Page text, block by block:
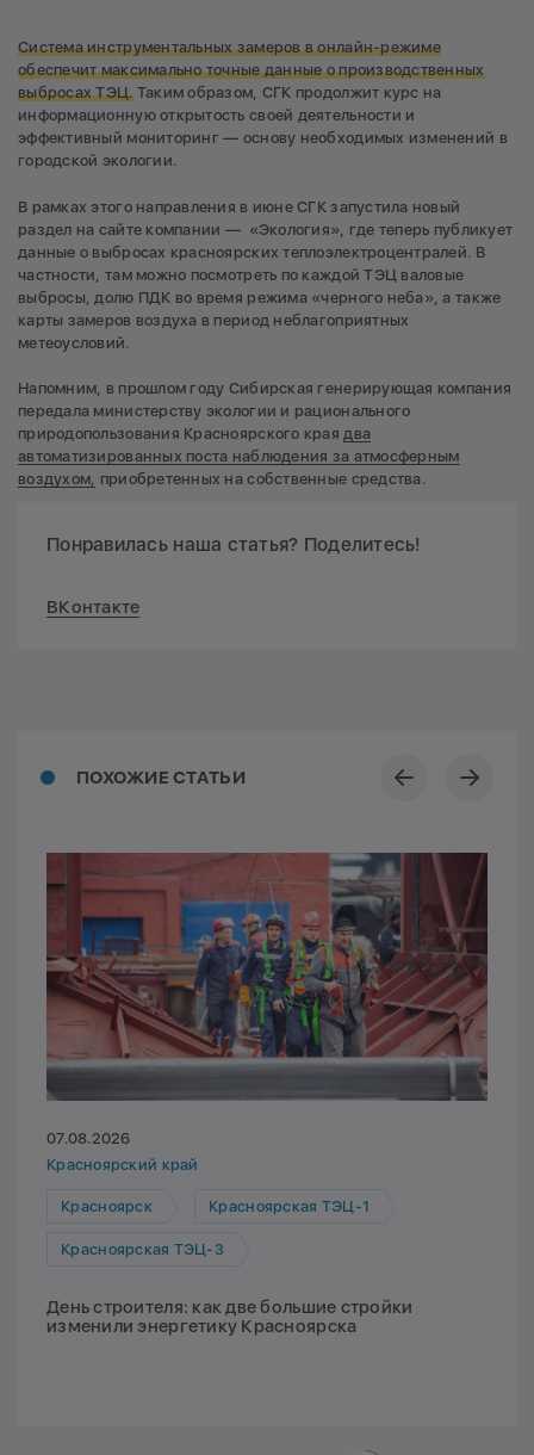
Система инструментальных замеров в онлайн-режиме
обеспечит максимально точные данные о производственных
выбросах ТЭЦ.Таким образом, СГК продолжит курс на
информационную открытость своей деятельности и
эффективный мониторинг — основу необходимых изменений в
городской экологии.
В рамках этого направления в июне СГК запустила новый
раздел на сайте компании — «Экология», где теперь публикует
данные о выбросах красноярских теплоэлектроцентралей. В
частности, там можно посмотреть по каждой ТЭЦ валовые
выбросы, долю ПДК во время режима «черного неба», а также
карты замеров воздуха в период неблагоприятных
метеоусловий.
Напомним, в прошлом году Сибирская генерирующая компания
передала министерству экологии и рационального
природопользования Красноярского краядва
автоматизированных поста наблюдения за атмосферным
воздухом, приобретенных на собственные средства.
Понравилась наша статья? Поделитесь!
ВКонтакте
ПОХОЖИЕ СТАТЬИ
07.08.2026
Красноярский край
Красноярск Красноярская ТЭЦ-1
Красноярская ТЭЦ-3
День строителя: как две большие стройки
изменили энергетику Красноярска